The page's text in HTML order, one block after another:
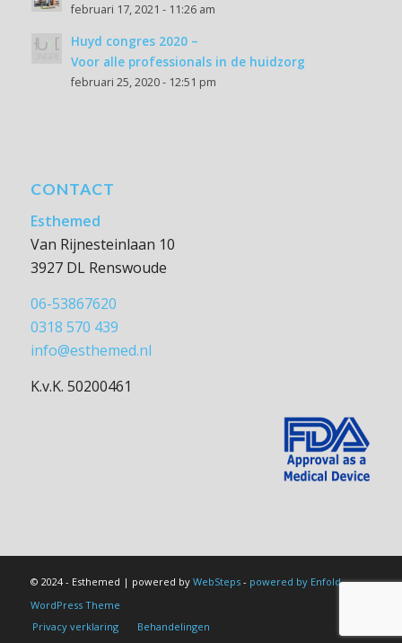
februari 17, 2021 - 11:26 am
Huyd congres 2020 –
Voor alle professionals in de huidzorg
februari 25, 2020 - 12:51 pm
CONTACT
Esthemed
Van Rijnesteinlaan 10
3927 DL Renswoude
06-53867620
0318 570 439
info@esthemed.nl
K.v.K. 50200461
© 2024 - Esthemed | powered by WebSteps- powered by Enfold
WordPress Theme
Privacy verklaring
Behandelingen